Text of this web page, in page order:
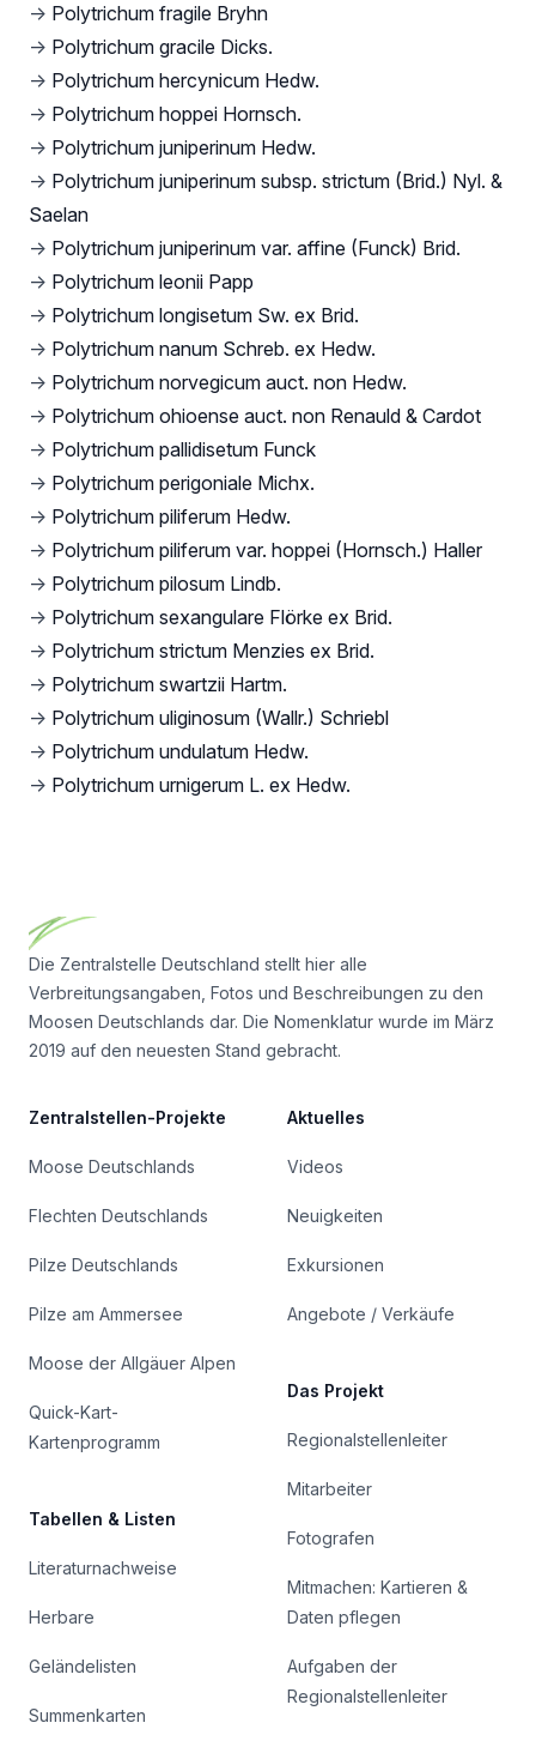
→ Polytrichum fragile Bryhn
→ Polytrichum gracile Dicks.
→ Polytrichum hercynicum Hedw.
→ Polytrichum hoppei Hornsch.
→ Polytrichum juniperinum Hedw.
→ Polytrichum juniperinum subsp. strictum (Brid.) Nyl. &
Saelan
→ Polytrichum juniperinum var. affine (Funck) Brid.
→ Polytrichum leonii Papp
→ Polytrichum longisetum Sw. ex Brid.
→ Polytrichum nanum Schreb. ex Hedw.
→ Polytrichum norvegicum auct. non Hedw.
→ Polytrichum ohioense auct. non Renauld & Cardot
→ Polytrichum pallidisetum Funck
→ Polytrichum perigoniale Michx.
→ Polytrichum piliferum Hedw.
→ Polytrichum piliferum var. hoppei (Hornsch.) Haller
→ Polytrichum pilosum Lindb.
→ Polytrichum sexangulare Flörke ex Brid.
→ Polytrichum strictum Menzies ex Brid.
→ Polytrichum swartzii Hartm.
→ Polytrichum uliginosum (Wallr.) Schriebl
→ Polytrichum undulatum Hedw.
→ Polytrichum urnigerum L. ex Hedw.
Die Zentralstelle Deutschland stellt hier alle
Verbreitungsangaben, Fotos und Beschreibungen zu den
Moosen Deutschlands dar. Die Nomenklatur wurde im März
2019 auf den neuesten Stand gebracht.
Zentralstellen-Projekte
Moose Deutschlands
Flechten Deutschlands
Pilze Deutschlands
Pilze am Ammersee
Moose der Allgäuer Alpen
Quick-Kart-
Kartenprogramm
Tabellen & Listen
Literaturnachweise
Herbare
Geländelisten
Summenkarten
Aktuelles
Videos
Neuigkeiten
Exkursionen
Angebote / Verkäufe
Das Projekt
Regionalstellenleiter
Mitarbeiter
Fotografen
Mitmachen: Kartieren &
Daten pflegen
Aufgaben der
Regionalstellenleiter